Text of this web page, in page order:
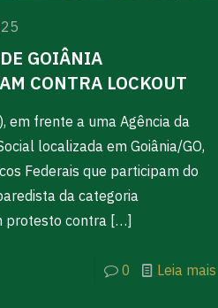
GOIÂNIA
CONTRA LOCKOUT
em frente a uma Agência da
localizada em Goiânia/GO,
Federais que participam do
da categoria
protesto contra[…]
0 Leia mais